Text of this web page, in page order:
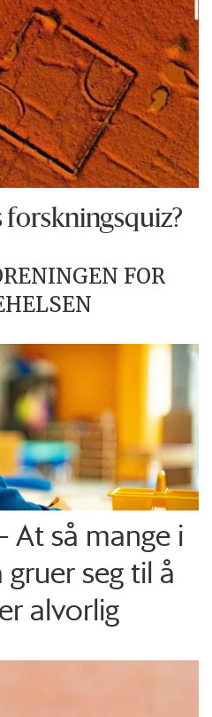
forskningsquiz?
FOR
At så mange i
seg til å
alvorlig